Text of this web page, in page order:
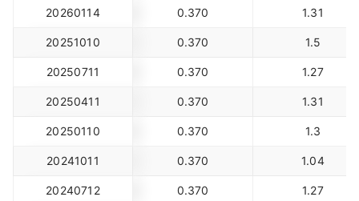
20260114 0.370 1.31
20251010 0.370 1.5
20250711 0.370 1.27
20250411 0.370 1.31
20250110 0.370 1.3
20241011 0.370 1.04
20240712 0.370 1.27